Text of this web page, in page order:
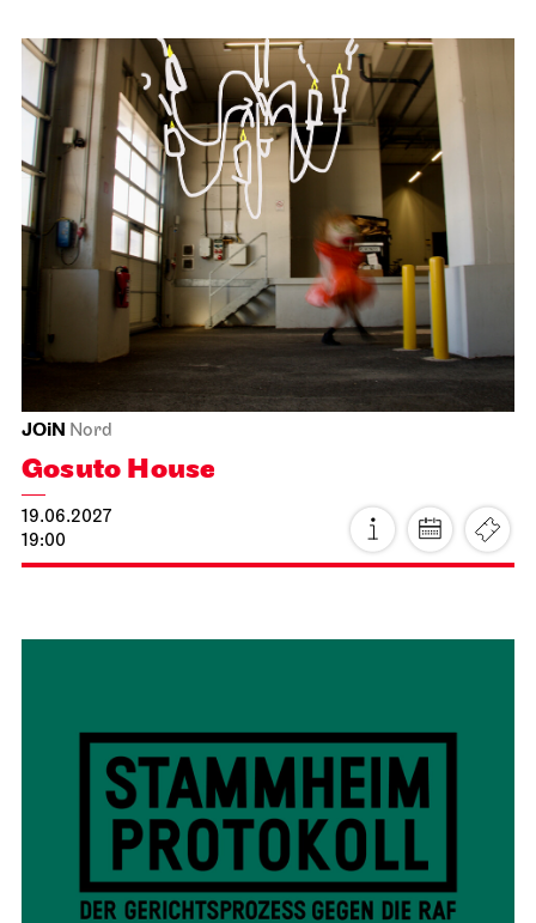
Stuttgart BalletOpernhaus
Triple Bill
FOR MAURICE
19.06.2027
19:00 - 21:30
Nord
Gosuto House
19.06.2027